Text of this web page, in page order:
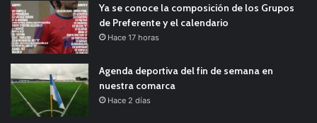
Ya se conoce la composición de los Grupos
de Preferente y el calendario
Hace 17 horas
Agenda deportiva del fin de semana en
nuestra comarca
Hace 2 días